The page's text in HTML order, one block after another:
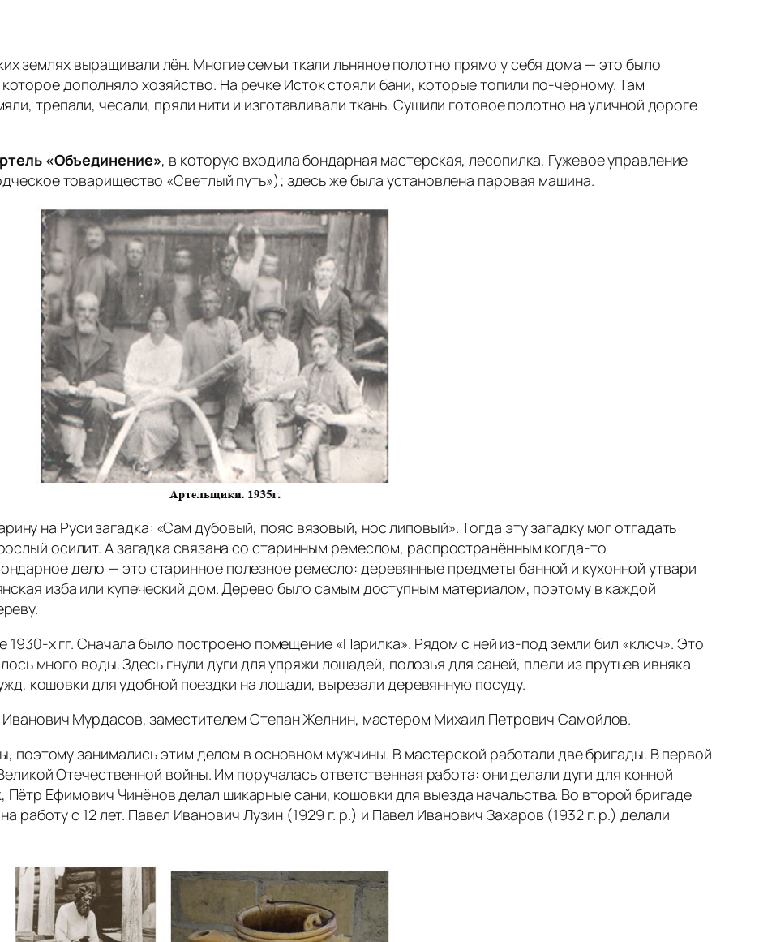
землях выращивали лён. Многие семьи ткали льняное полотно прямо у себя дома — это было
дополняло хозяйство. На речке Исток стояли бани, которые топили по‑чёрному. Там
трепали, чесали, пряли нити и изготавливали ткань. Сушили готовое полотно на уличной дороге
«Объединение», в которую входила бондарная мастерская, лесопилка, Гужевое управление
товарищество «Светлый путь»); здесь же была установлена паровая машина.
на Руси загадка: «Сам дубовый, пояс вязовый, нос липовый». Тогда эту загадку мог отгадать
осилит. А загадка связана со старинным ремеслом, распространённым когда‑то
дело — это старинное полезное ремесло: деревянные предметы банной и кухонной утвари
изба или купеческий дом. Дерево было самым доступным материалом, поэтому в каждой
гг. Сначала было построено помещение «Парилка». Рядом с ней из‑под земли бил «ключ». Это
много воды. Здесь гнули дуги для упряжи лошадей, полозья для саней, плели из прутьев ивняка
кошовки для удобной поездки на лошади, вырезали деревянную посуду.
Мурдасов, заместителем Степан Желнин, мастером Михаил Петрович Самойлов.
поэтому занимались этим делом в основном мужчины. В мастерской работали две бригады. В первой
Отечественной войны. Им поручалась ответственная работа: они делали дуги для конной
Пётр Ефимович Чинёнов делал шикарные сани, кошовки для выезда начальства. Во второй бригаде
работу с 12 лет. Павел Иванович Лузин (1929 г. р.) и Павел Иванович Захаров (1932 г. р.) делали